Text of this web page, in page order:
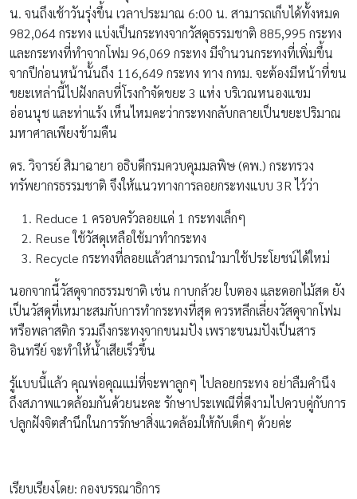
น. จนถึงเช้าวันรุ่งขึ้น เวลาประมาณ 6:00 น. สามารถเก็บได้ทั้งหมด
982,064 กระทง แบ่งเป็นกระทงจากวัสดุธรรมชาติ 885,995 กระทง
และกระทงที่ทำจากโฟม 96,069 กระทง มีจำนวนกระทงที่เพิ่มขึ้น
จากปีก่อนหน้านั้นถึง 116,649 กระทง ทาง กทม. จะต้องมีหน้าที่ขน
ขยะเหล่านี้ไปฝังกลบที่โรงกำจัดขยะ 3 แห่ง บริเวณหนองแขม
อ่อนนุช และท่าแร้ง เห็นไหมคะว่ากระทงกลับกลายเป็นขยะปริมาณ
มหาศาลเพียงข้ามคืน
ดร. วิจารย์ สิมาฉายา อธิบดีกรมควบคุมมลพิษ (คพ.) กระทรวง
ทรัพยากรธรรมชาติ จึงให้แนวทางการลอยกระทงแบบ 3R ไว้ว่า
Reduce 1 ครอบครัวลอยแค่ 1 กระทงเล็กๆ
Reuse ใช้วัสดุเหลือใช้มาทำกระทง
Recycle กระทงที่ลอยแล้วสามารถนำมาใช้ประโยชน์ได้ใหม่
นอกจากนี้วัสดุจากธรรมชาติ เช่น กาบกล้วย ใบตอง และดอกไม้สด ยัง
เป็นวัสดุที่เหมาะสมกับการทำกระทงที่สุด ควรหลีกเลี่ยงวัสดุจากโฟม
หรือพลาสติก รวมถึงกระทงจากขนมปัง เพราะขนมปังเป็นสาร
อินทรีย์ จะทำให้น้ำเสียเร็วขึ้น
รู้แบบนี้แล้ว คุณพ่อคุณแม่ที่จะพาลูกๆ ไปลอยกระทง อย่าลืมคำนึง
ถึงสภาพแวดล้อมกันด้วยนะคะ รักษาประเพณีที่ดีงามไปควบคู่กับการ
ปลูกฝังจิตสำนึกในการรักษาสิ่งแวดล้อมให้กับเด็กๆ ด้วยค่ะ
เรียบเรียงโดย: กองบรรณาธิการ